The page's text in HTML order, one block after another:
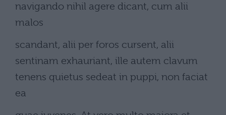
navigando nihil agere dicant, cum alii
malos
scandant, alii per foros cursent, alii
sentinam exhauriant, ille autem clavum
tenens quietus sedeat in puppi, non faciat
ea